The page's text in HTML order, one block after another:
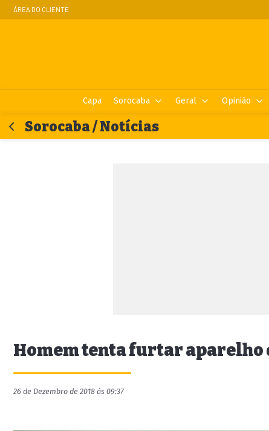
ÁREA DO CLIENTE
Capa Sorocaba Geral Opinião
Sorocaba / Notícias
Homem tenta furtar aparelho
26 de Dezembro de 2018 às 09:37